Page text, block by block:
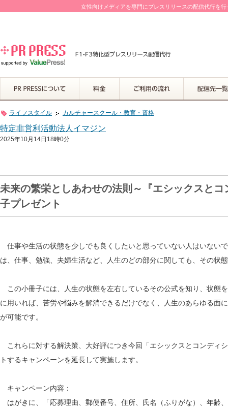
女性向けメディアを専門にプレスリリースの配信代行を
ライフスタイル カルチャースクール・教育・資格
特定非営利活動法人イマジン
2025年10月14日18時0分
未来の繁栄としあわせの法則～『エシックスと
子プレゼント
仕事や生活の状態を少しでも良くしたいと思っていない人はいない
は、仕事、勉強、夫婦生活など、人生のどの部分に関しても、その状
この小冊子には、人生の状態を左右しているその公式を知り、状態
に用いれば、苦労や悩みを解消できるだけでなく、人生のあらゆる面
が可能です。
これらに対する解決策、大好評につき今回「エシックスとコンディ
トするキャンペーンを延長して実施します。
キャンペーン内容：
はがきに、「応募理由、郵便番号、住所、氏名（ふりがな）、年齢